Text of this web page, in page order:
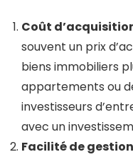
Coût
souvent un prix
biens immobiliers
appartements ou
investisseurs
avec un
Facilité de